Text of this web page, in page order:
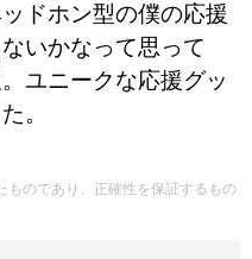
ドホン型の僕の応援
いかなって思って
ユニークな応援グッ
。
のであり、正確性を保証するもの